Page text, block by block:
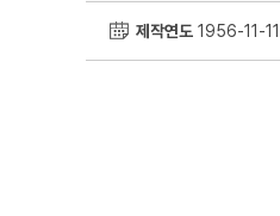
제작연도 1956-11-11